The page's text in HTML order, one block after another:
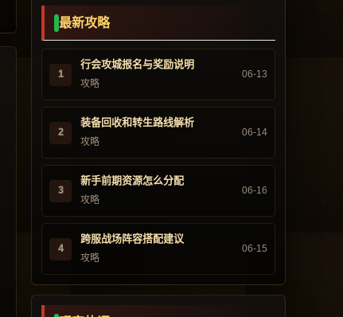
最新攻略
1
行会攻城报名与奖励说明
攻略
06-13
2
装备回收和转生路线解析
攻略
06-14
3
新手前期资源怎么分配
攻略
06-16
4
跨服战场阵容搭配建议
攻略
06-15